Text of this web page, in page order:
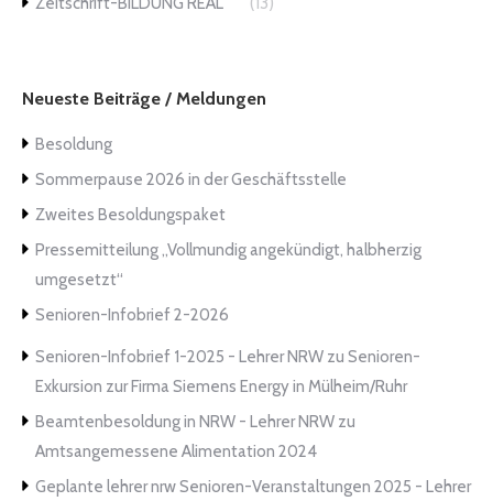
Neueste Beiträge / Meldungen
Besoldung
Sommerpause 2026 in der Geschäftsstelle
Zweites Besoldungspaket
Pressemitteilung „Vollmundig angekündigt, halbherzig
umgesetzt“
Senioren-Infobrief 2-2026
Senioren-Infobrief 1-2025 - Lehrer NRW zu Senioren-
Exkursion zur Firma Siemens Energy in Mülheim/Ruhr
Beamtenbesoldung in NRW - Lehrer NRW zu
Amtsangemessene Alimentation 2024
Geplante lehrer nrw Senioren-Veranstaltungen 2025 - Lehrer